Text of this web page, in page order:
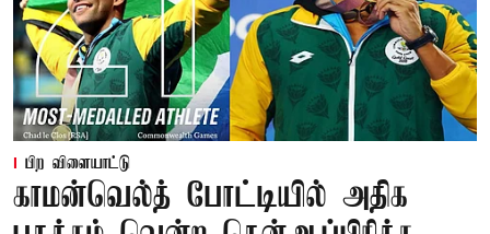
பிற விளையாட்டு
காமன்வெல்த் போட்டியில் அதிக